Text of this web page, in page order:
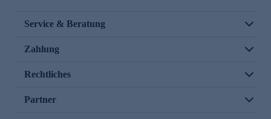
Service & Beratung
Zahlung
Rechtliches
Partner